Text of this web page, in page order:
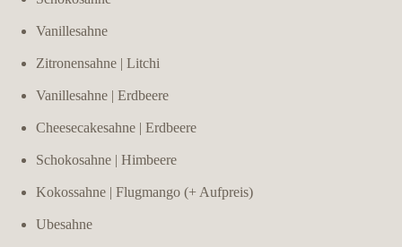
story
gallery
Vanillesahne
Zitronensahne | Litchi
Vanillesahne | Erdbeere
Cheesecakesahne | Erdbeere
Schokosahne | Himbeere
Kokossahne | Flugmango (+ Aufpreis)
Ubesahne